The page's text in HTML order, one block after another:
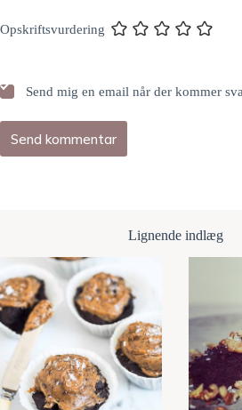
Opskriftsvurdering
Send mig en email når der kommer
Send kommentar
Lignende indlæg